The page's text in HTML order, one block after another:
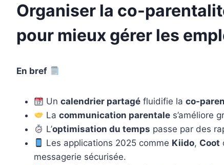
Organiser la co-
pour mieux gérer les
En bref
Uncalendrier partagé fluidifie laco-
Lacommunication parentale s’améliore
L’optimisation du temps passe par des
Les applications 2025 comme Kiido, Coot
messagerie sécurisée.